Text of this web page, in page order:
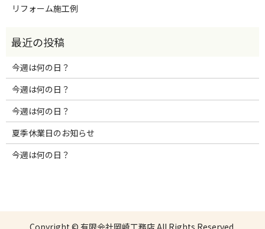
リフォーム施工例
今週は何の日？
今週は何の日？
今週は何の日？
夏季休業日のお知らせ
今週は何の日？
Copyright © 有限会社岡崎工務店 All Rights Reserved.